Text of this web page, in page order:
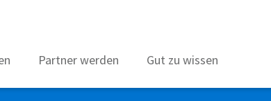
Partner werden Gut zu wissen